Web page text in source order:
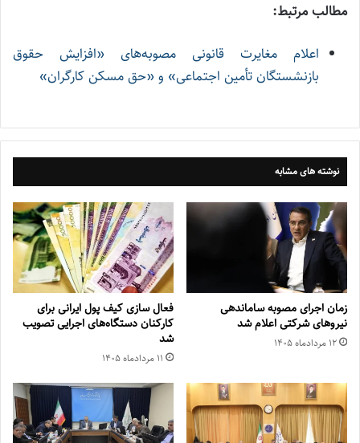
مطالب مرتبط:
اعلام مغایرت قانونی مصوبه‌های «افزایش حقوق
بازنشستگان تأمین اجتماعی» و «حق مسکن کارگران»
نوشته های مشابه
زمان اجرای مصوبه ساماندهی
نیروهای شرکتی اعلام شد
۱۲ مرداد‌ماه ۱۴۰۵
فعال سازی کیف پول ایرانی برای
کارکنان دستگاه‌های اجرایی تصویب
شد
۱۱ مرداد‌ماه ۱۴۰۵